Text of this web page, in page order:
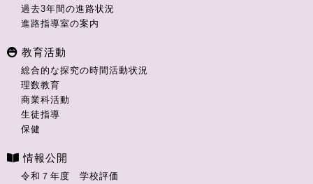
過去3年間の進路状況
進路指導室の案内
教育活動
総合的な探究の時間活動状況
理数教育
商業科活動
生徒指導
保健
情報公開
令和７年度 学校評価